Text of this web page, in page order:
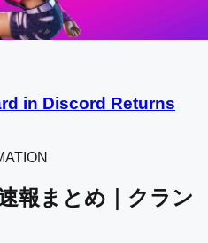
in Discord Returns
報まとめ｜クラン